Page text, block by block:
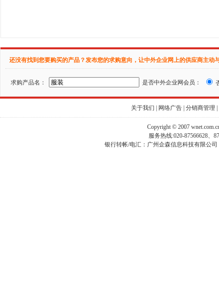
还没有找到您要购买的产品？发布您的求购意向，让中外企业网上的供应商主动
求购产品名： 是否中外企业网会员：
关于我们 网络广告 分销商管理
Copyright © 2007
服务热线:020-87566628、
银行转帐/电汇：广州企森信息科技有限公